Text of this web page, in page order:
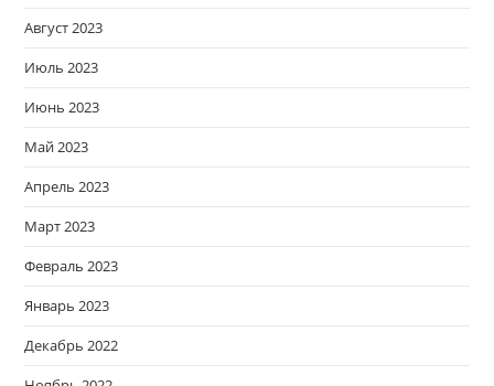
Август 2023
Июль 2023
Июнь 2023
Май 2023
Апрель 2023
Март 2023
Февраль 2023
Январь 2023
Декабрь 2022